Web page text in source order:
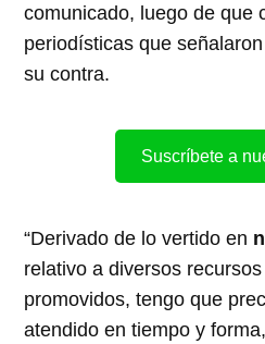
comunicado, luego de que
periodísticas que
su contra.
Suscríbete a
“Derivado de lo vertido en
relativo a diversos
promovidos, tengo que
atendido en tiempo y